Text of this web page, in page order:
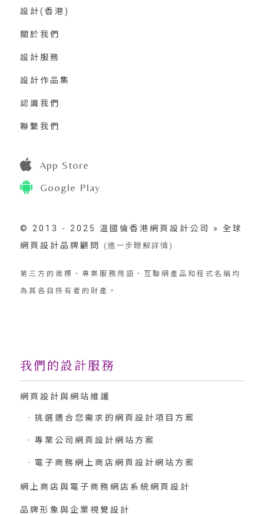
設計(香港)
關於我們
設計服務
設計作品集
認識我們
聯繫我們
App Store
Google Play
© 2013 - 2025 温國倫香港網頁設計公司 » 全球
網頁設計品牌顧問
(進一步瞭解詳情)
第三方的商標、專業服務用語、互聯網產品和程式名稱均
為其各自持有者的財產。
我們的設計服務
網頁設計與網站維護
挑選適合您需求的網頁設計項目方案
專業公司網頁設計網站方案
電子商務網上商店網頁設計網站方案
網上商店與電子商務網店系統網頁設計
品牌形象與企業視覺設計